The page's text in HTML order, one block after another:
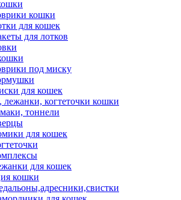
кошки
для кошек
для лотков
под миску
для кошек
когтеточки кошки
тоннели
для кошек
для кошек
кошки